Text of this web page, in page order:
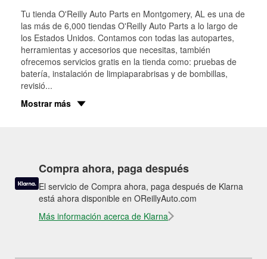
Tu tienda O'Reilly Auto Parts en Montgomery, AL es una de
las más de 6,000 tiendas O'Reilly Auto Parts a lo largo de
los Estados Unidos. Contamos con todas las autopartes,
herramientas y accesorios que necesitas, también
ofrecemos servicios gratis en la tienda como: pruebas de
batería, instalación de limpiaparabrisas y de bombillas,
revisió...
Mostrar más
Compra ahora, paga después
El servicio de Compra ahora, paga después de Klarna
está ahora disponible en OReillyAuto.com
Más información acerca de Klarna